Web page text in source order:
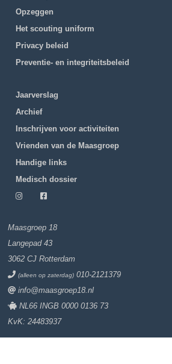
Opzeggen
Het scouting uniform
Privacy beleid
Preventie- en integriteitsbeleid
Jaarverslag
Archief
Inschrijven voor activiteiten
Vrienden van de Maasgroep
Handige links
Medisch dossier
Maasgroep 18
Langepad 43
3062 CJ Rotterdam
(alleen op zaterdag) 010-2121379
info@maasgroep18.nl
NL66 INGB 0000 0136 73
KvK: 24483937